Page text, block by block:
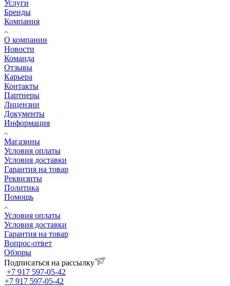
Услуги
Бренды
Компания
О компании
Новости
Команда
Отзывы
Карьера
Контакты
Партнеры
Лицензии
Документы
Информация
Магазины
Условия оплаты
Условия доставки
Гарантия на товар
Реквизиты
Политика
Помощь
Условия оплаты
Условия доставки
Гарантия на товар
Вопрос-ответ
Обзоры
Подписаться на рассылку
+7 917 597-05-42
+7 917 597-05-42